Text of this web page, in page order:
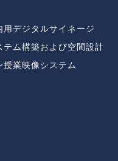
用デジタルサイネージ
テム構築および空間設計
授業映像システム